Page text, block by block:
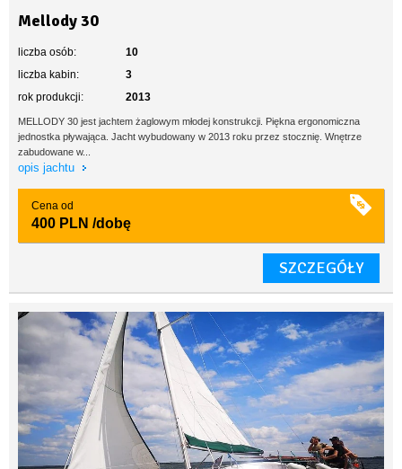
Mellody 30
liczba osób:
10
liczba kabin:
3
rok produkcji:
2013
MELLODY 30 jest jachtem żaglowym młodej konstrukcji. Piękna ergonomiczna
jednostka pływająca. Jacht wybudowany w 2013 roku przez stocznię. Wnętrze
zabudowane w...
opis jachtu
Cena od
400 PLN /dobę
SZCZEGÓŁY